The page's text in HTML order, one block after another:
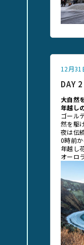
12月31
DAY
大自然
年越し
ゴール
然を駆
夜は伝
0時前
年越し
オーロ